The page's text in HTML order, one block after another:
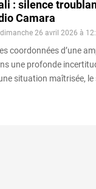
: silence
Camara
dimanche 26 avril 2026 à
coordonnées d’une
une profonde
situation maîtrisée, le